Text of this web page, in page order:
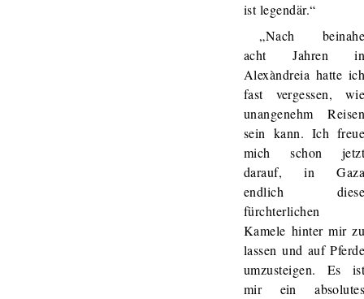
ist legendär.“
„Nach
acht Jahren
Alexàndreia hatte
fast vergessen,
unangenehm
sein kann. Ich
mich schon
darauf, in
endlich
fürchterlichen
Kamele hinter mir
lassen und auf
umzusteigen. Es
mir ein